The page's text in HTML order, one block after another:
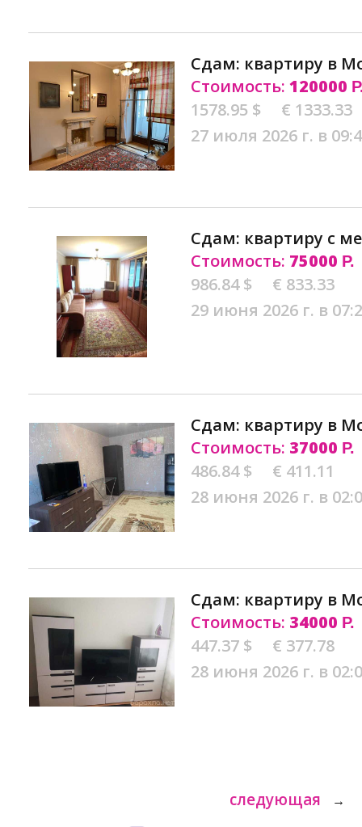
Сдам: квартиру в
Стоимость: 120000
1578.95 $
€ 1333.33
27 июля 2026 г. в
Сдам: квартиру с
Стоимость: 75000 Р.
986.84 $
€ 833.33
29 июня 2026 г. в
Сдам: квартиру в
Стоимость: 37000 Р.
486.84 $
€ 411.11
28 июня 2026 г. в
Сдам: квартиру в
Стоимость: 34000 Р.
447.37 $
€ 377.78
28 июня 2026 г. в
следующая →